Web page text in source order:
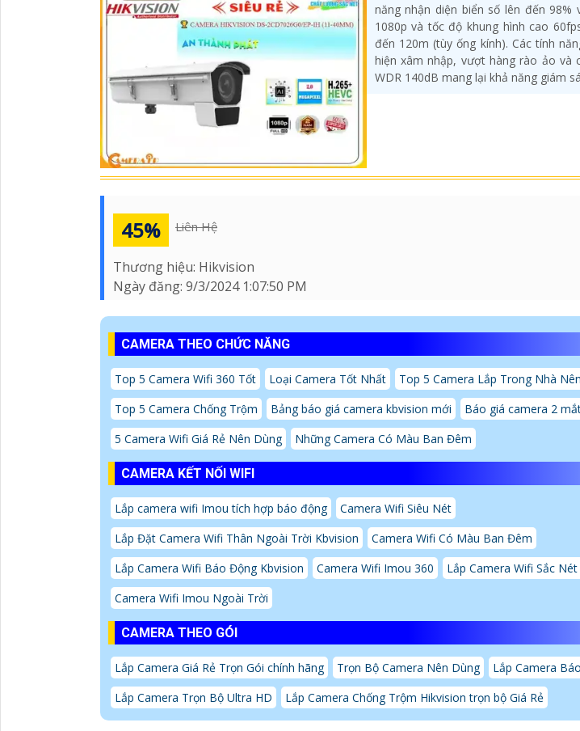
năng nhận diện biển số lên đến 98%
1080p và tốc độ khung hình cao
đến 120m (tùy ống kính). Các tính
hiện xâm nhập, vượt hàng rào ảo và
WDR 140dB mang lại khả năng giám
45% Liên Hệ
Thương hiệu: Hikvision
Ngày đăng: 9/3/2024 1:07:50 PM
CAMERA THEO CHỨC NĂNG
Top 5 Camera Wifi 360 Tốt Loại Camera Tốt Nhất
Top 5 Camera Lắp Trong Nhà
Top 5 Camera Chống Trộm
Bảng báo giá camera kbvision mới
Báo giá camera 2
5 Camera Wifi Giá Rẻ Nên Dùng
Những Camera Có Màu Ban Đêm
CAMERA KẾT NỐI WIFI
Lắp camera wifi Imou tích hợp báo động
Camera Wifi Siêu Nét
Lắp Đặt Camera Wifi Thân Ngoài Trời Kbvision
Camera Wifi Có Màu Ban Đêm
Lắp Camera Wifi Báo Động Kbvision
Camera Wifi Imou 360
Lắp Camera Wifi Sắc
Camera Wifi Imou Ngoài Trời
CAMERA THEO GÓI
Lắp Camera Giá Rẻ Trọn Gói chính hãng Trọn Bộ Camera Nên Dùng
Lắp Camera
Lắp Camera Trọn Bộ Ultra HD
Lắp Camera Chống Trộm Hikvision trọn bộ Giá Rẻ